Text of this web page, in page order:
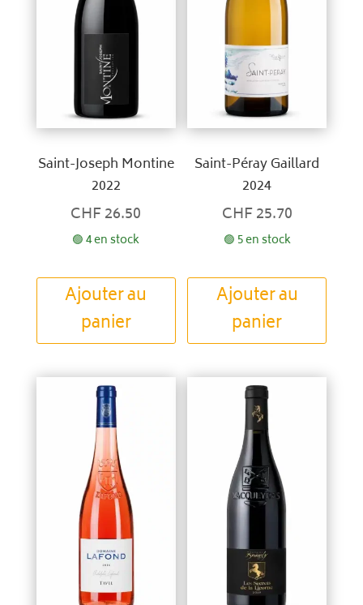
Saint-Joseph Montine
2022
CHF26.50
🟢 4 en stock
Ajouter au
panier
Saint-Péray Gaillard
2024
CHF25.70
🟢 5 en stock
Ajouter au
panier